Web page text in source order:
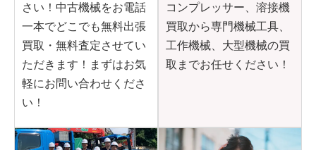
さい！中古機械をお電話
一本でどこでも無料出張
買取・無料査定させてい
ただきます！まずはお気
軽にお問い合わせくださ
い！
コンプレッサー、溶接機
買取から専門機械工具、
工作機械、大型機械の買
取までお任せください！